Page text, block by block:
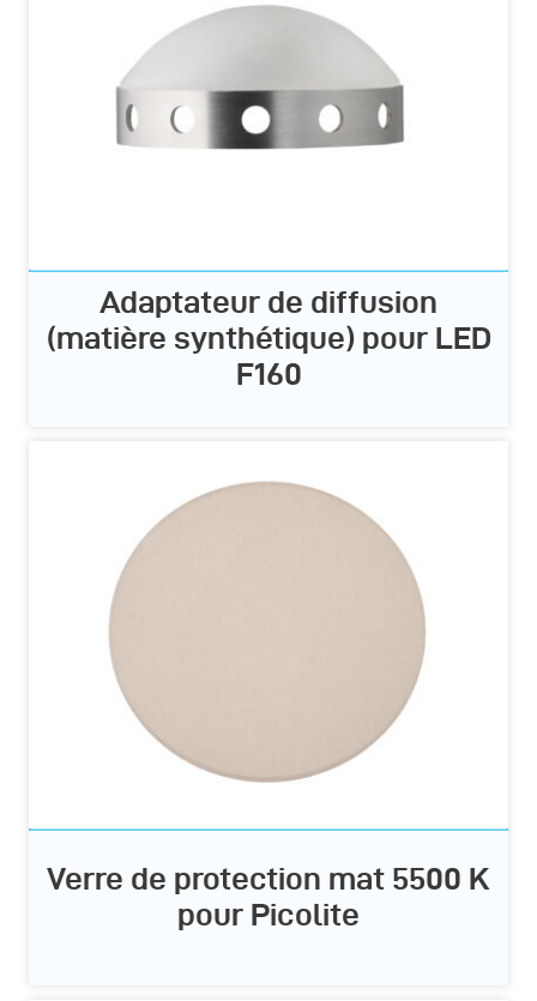
Adaptateur de diffusion
(matière synthétique) pour LED
F160
Verre de protection mat 5500 K
pour Picolite